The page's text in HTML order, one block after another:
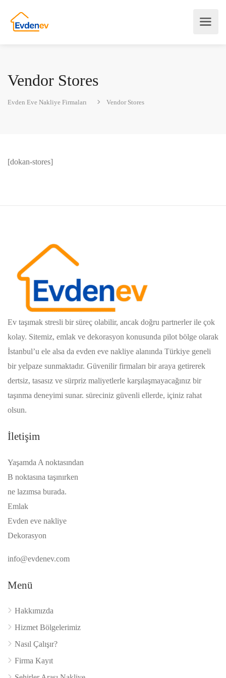
Vendor Stores
Evden Eve Nakliye Firmaları Vendor Stores
[dokan-stores]
Ev taşımak stresli bir süreç olabilir, ancak doğru partnerler ile çok
kolay. Sitemiz, emlak ve dekorasyon konusunda pilot bölge olarak
İstanbul’u ele alsa da evden eve nakliye alanında Türkiye geneli
bir yelpaze sunmaktadır. Güvenilir firmaları bir araya getirerek
dertsiz, tasasız ve sürpriz maliyetlerle karşılaşmayacağınız bir
taşınma deneyimi sunar. süreciniz güvenli ellerde, içiniz rahat
olsun.
İletişim
Yaşamda A noktasından
B noktasına taşınırken
ne lazımsa burada.
Emlak
Evden eve nakliye
Dekorasyon
info@evdenev.com
Menü
Hakkımızda
Hizmet Bölgelerimiz
Nasıl Çalışır?
Firma Kayıt